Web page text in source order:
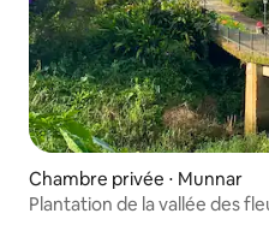
Chambre privée ⋅ Munnar
Plantation de la vallée des